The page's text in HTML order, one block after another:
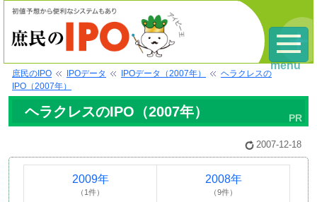
庶民のIPO IPOデータ IPOデータ（2007年）
ヘラクレスの
IPO（2007年）
ヘラクレスのIPO（2007年）
2007-12-18
2009年
（1件）
2008年
（9件）
menu